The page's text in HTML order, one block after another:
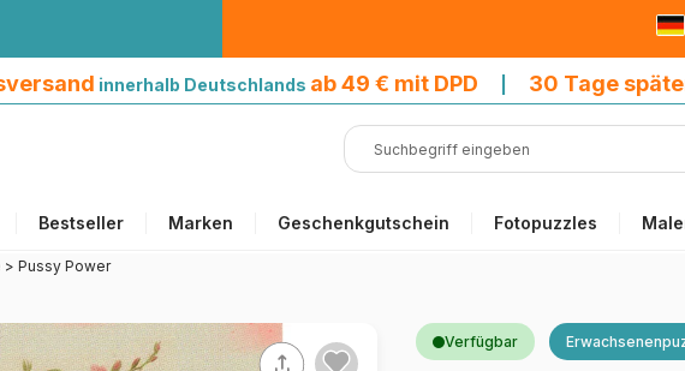
innerhalb Deutschlands ab 49 € mit DPD 30 Tage
Bestseller Marken Geschenkgutschein Fotopuzzles
> Pussy Power
Verfügbar